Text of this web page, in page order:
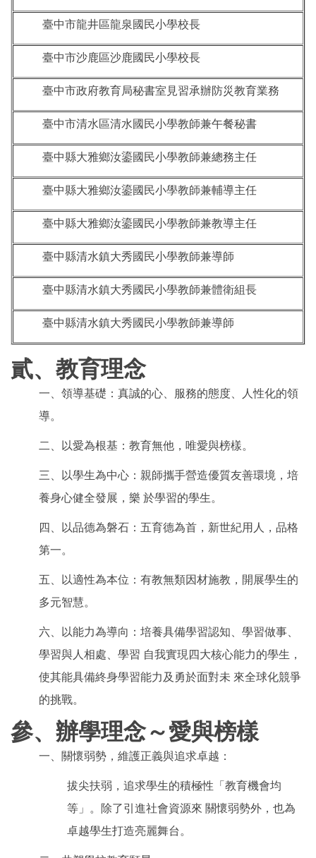
臺中市龍井區龍泉國民小學校長
臺中市沙鹿區沙鹿國民小學校長
臺中市政府教育局秘書室見習承辦防災教育業務
臺中市清水區清水國民小學教師兼午餐秘書
臺中縣大雅鄉汝鎏國民小學教師兼總務主任
臺中縣大雅鄉汝鎏國民小學教師兼輔導主任
臺中縣大雅鄉汝鎏國民小學教師兼教導主任
臺中縣清水鎮大秀國民小學教師兼導師
臺中縣清水鎮大秀國民小學教師兼體衛組長
臺中縣清水鎮大秀國民小學教師兼導師
貳、教育理念
一、領導基礎：真誠的心、服務的態度、人性化的領
導。
二、以愛為根基：教育無他，唯愛與榜樣。
三、以學生為中心：親師攜手營造優質友善環境，培
養身心健全發展，樂 於學習的學生。
四、以品德為磐石：五育德為首，新世紀用人，品格
第一。
五、以適性為本位：有教無類因材施教，開展學生的
多元智慧。
六、以能力為導向：培養具備學習認知、學習做事、
學習與人相處、學習 自我實現四大核心能力的學生，
使其能具備終身學習能力及勇於面對未 來全球化競爭
的挑戰。
參、辦學理念～愛與榜樣
一、關懷弱勢，維護正義與追求卓越：
拔尖扶弱，追求學生的積極性「教育機會均
等」。除了引進社會資源來 關懷弱勢外，也為
卓越學生打造亮麗舞台。